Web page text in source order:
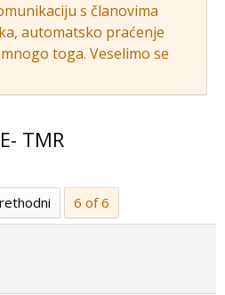
s članovima
automatsko praćenje
toga. Veselimo se
TMR
6 of 6